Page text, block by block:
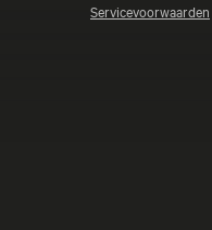
Servicevoorwaarden